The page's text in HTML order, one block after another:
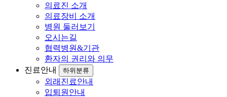
의료진 소개
의료장비 소개
병원 둘러보기
오시는길
협력병원&기관
환자의 권리와 의무
진료안내
하위분류
외래진료안내
입퇴원안내